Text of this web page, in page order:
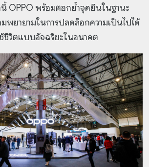
OPPO พร้อมตอกย้ำจุดยืนในฐานะ
พยายามในการปลดล็อกความเป็นไปได้
ชีวิตแบบอัจฉริยะในอนาคต